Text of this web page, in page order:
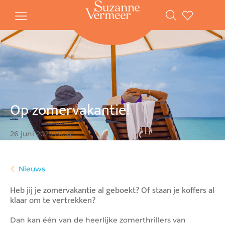
Gratis
verzending
vanaf
Voor
20:00
besteld,
volgende
werkdag
in
huis
Bestellen
zonder
account
Veilig betalen
Op zomervakantie!
26 juni 2025 Blog
Nieuws
Heb jij je zomervakantie al geboekt? Of staan je koffers al
klaar om te vertrekken?
Dan kan één van de heerlijke zomerthrillers van